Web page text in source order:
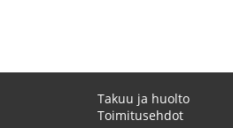
Takuu ja huolto
Toimitusehdot